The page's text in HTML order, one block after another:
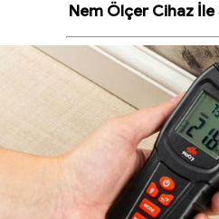
Nem Ölçer Cihaz İle